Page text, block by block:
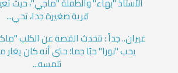
قرية صغيرة جدا، تحي...
غيران.. جداً : تتحدث القصة عن الكلب
يحب "نورا" حبًا جما؛ حتى أنه كان
تلمسه...